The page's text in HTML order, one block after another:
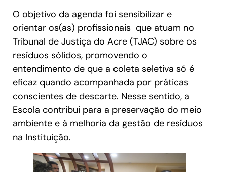
O objetivo da agenda foi sensibilizar e
orientar os(as) profissionais que atuam no
Tribunal de Justiça do Acre (TJAC) sobre os
resíduos sólidos, promovendo o
entendimento de que a coleta seletiva só é
eficaz quando acompanhada por práticas
conscientes de descarte. Nesse sentido, a
Escola contribui para a preservação do meio
ambiente e à melhoria da gestão de resíduos
na Instituição.